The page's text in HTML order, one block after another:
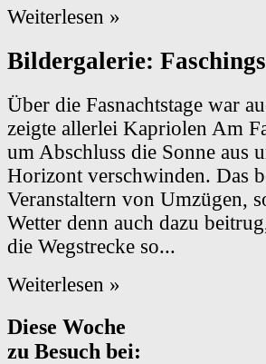
Weiterlesen »
Bildergalerie:
Über die Fasnachtstage war
zeigte allerlei Kapriolen Am
um Abschluss die Sonne aus
Horizont verschwinden. Das
Veranstaltern von Umzügen,
Wetter denn auch dazu
die Wegstrecke so...
Weiterlesen »
Diese Woche
zu Besuch bei: